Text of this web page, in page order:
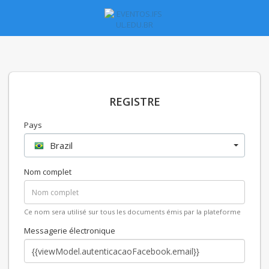
REGISTRE
Pays
Brazil
Nom complet
Ce nom sera utilisé sur tous les documents émis par la plateforme
Messagerie électronique